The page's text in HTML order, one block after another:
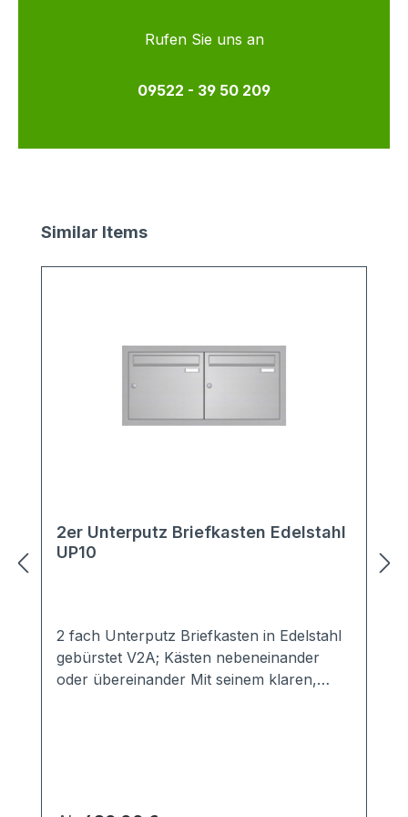
Rufen Sie uns an
09522 - 39 50 209
Produktgalerie überspringen
Similar Items
2er Unterputz Briefkasten Edelstahl
UP10
2 fach Unterputz Briefkasten in Edelstahl
gebürstet V2A; Kästen nebeneinander
oder übereinander Mit seinem klaren,
Briefkasten UP21 ist entsprechend der